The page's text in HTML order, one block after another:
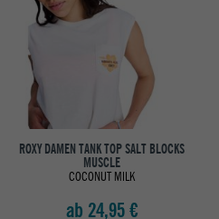
ROXY DAMEN TANK TOP SALT BLOCKS
MUSCLE
COCONUT MILK
ab 24,95 €